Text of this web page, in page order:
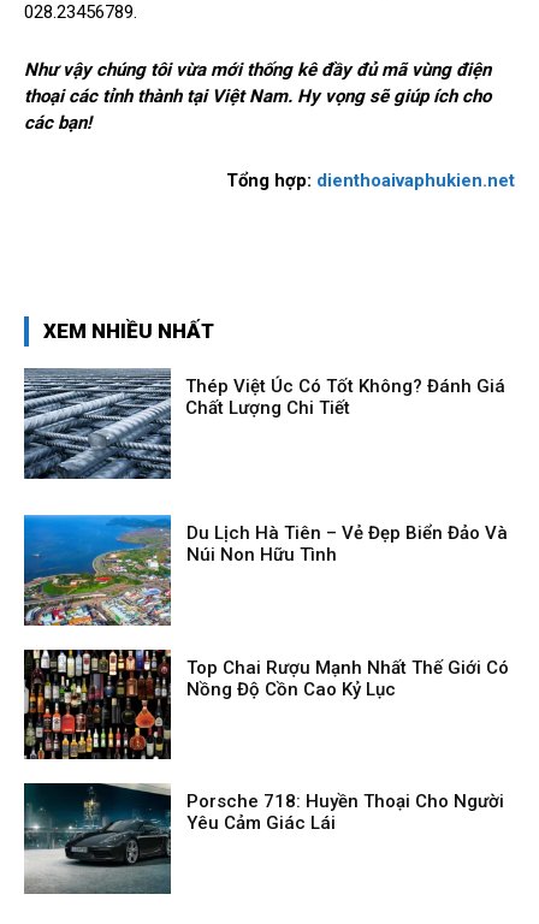
028.23456789.
Như vậy chúng tôi vừa mới thống kê đầy đủ mã vùng điện
thoại các tỉnh thành tại Việt Nam. Hy vọng sẽ giúp ích cho
các bạn!
Tổng hợp: dienthoaivaphukien.net
XEM NHIỀU NHẤT
Thép Việt Úc Có Tốt Không? Đánh Giá
Chất Lượng Chi Tiết
Du Lịch Hà Tiên – Vẻ Đẹp Biển Đảo Và
Núi Non Hữu Tình
Top Chai Rượu Mạnh Nhất Thế Giới Có
Nồng Độ Cồn Cao Kỷ Lục
Porsche 718: Huyền Thoại Cho Người
Yêu Cảm Giác Lái